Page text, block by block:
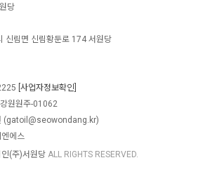
당
신림면 신림황둔로 174 서원당
[사업자정보확인]
원원주-01062
(gatoil@seowondang.kr)
에스
(주)서원당 ALL RIGHTS RESERVED.